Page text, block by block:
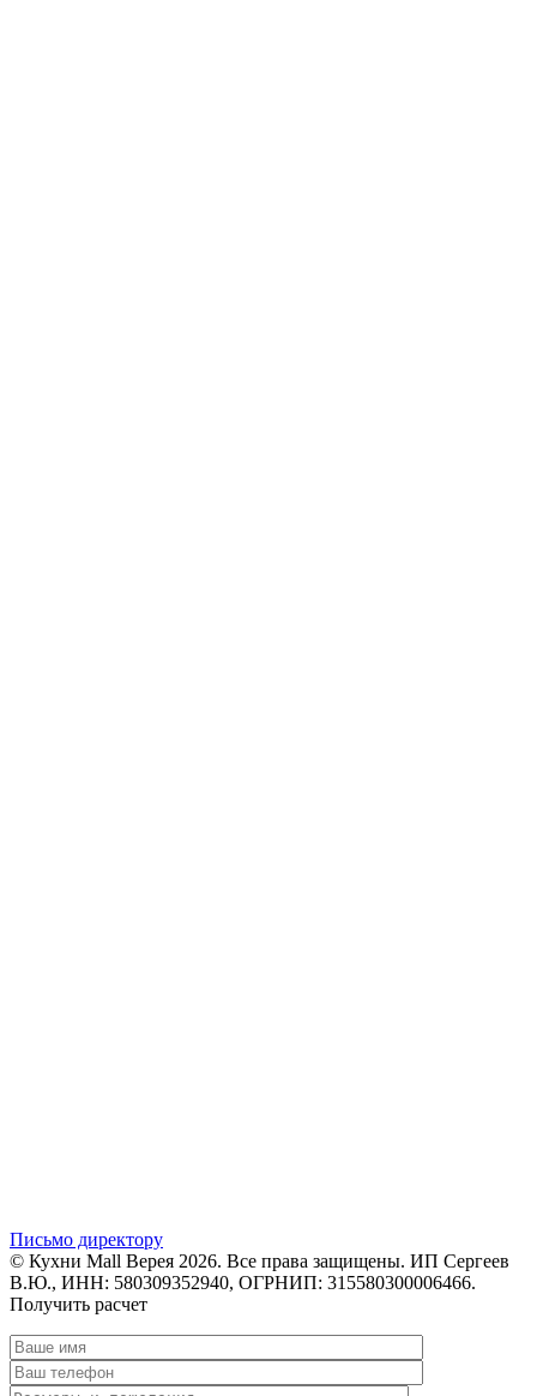
Письмо директору
© Кухни Mall Верея 2026. Все права защищены. ИП Сергеев
В.Ю., ИНН: 580309352940, ОГРНИП: 315580300006466.
Получить расчет